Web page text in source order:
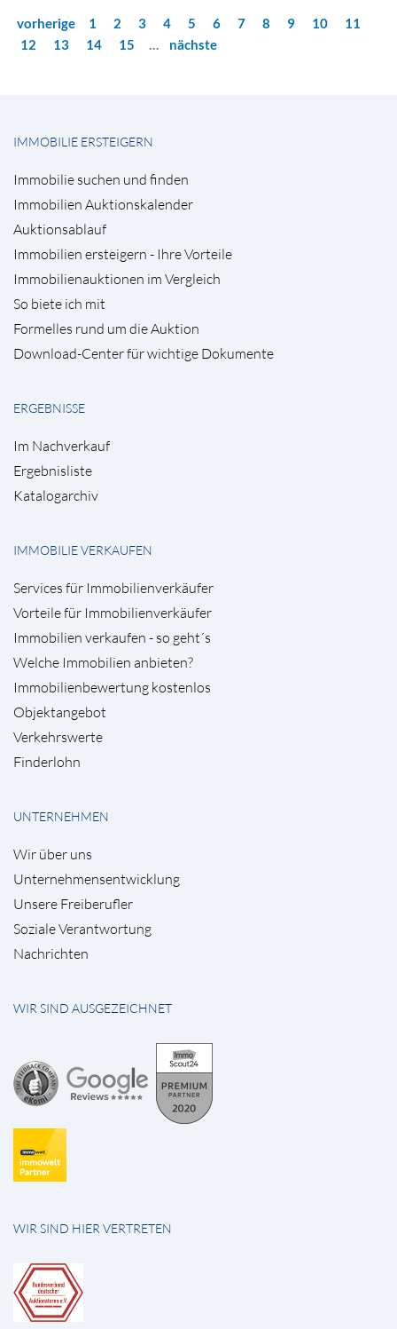
vorherige 1 2 3 4 5 6 7 8 9 10
11
12
13 14 15 … nächste
IMMOBILIE ERSTEIGERN
Immobilie suchen und finden
Immobilien Auktionskalender
Auktionsablauf
Immobilien ersteigern - Ihre Vorteile
Immobilienauktionen im Vergleich
So biete ich mit
Formelles rund um die Auktion
Download-Center für wichtige Dokumente
ERGEBNISSE
Im Nachverkauf
Ergebnisliste
Katalogarchiv
IMMOBILIE VERKAUFEN
Services für Immobilienverkäufer
Vorteile für Immobilienverkäufer
Immobilien verkaufen - so geht´s
Welche Immobilien anbieten?
Immobilienbewertung kostenlos
Objektangebot
Verkehrswerte
Finderlohn
UNTERNEHMEN
Wir über uns
Unternehmensentwicklung
Unsere Freiberufler
Soziale Verantwortung
Nachrichten
WIR SIND AUSGEZEICHNET
WIR SIND HIER VERTRETEN